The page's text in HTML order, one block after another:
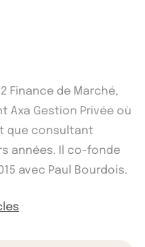
Finance de Marché,
Axa Gestion Privée où
que consultant
années. Il co-fonde
avec Paul Bourdois.